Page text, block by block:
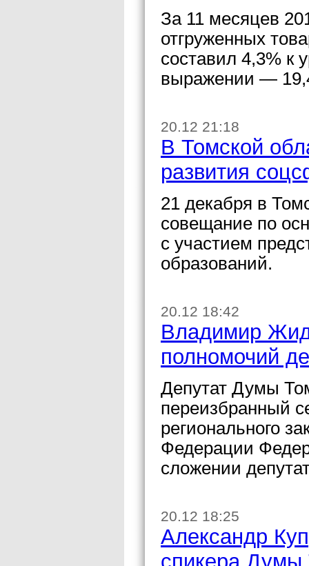
За 11 месяцев
отгруженных
составил 4,3% к
выражении —
20.12 21:18
В Томской
развития
21 декабря в
совещание по
с участием
образований.
20.12 18:42
Владимир
полномочий
Депутат Думы
переизбранный
регионального
Федерации
сложении
20.12 18:25
Александр